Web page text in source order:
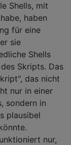
Shells, mit
haben
für eine
sie
Shells
Skripts. Das
das nicht
nur in einer
sondern in
plausibel
nur,